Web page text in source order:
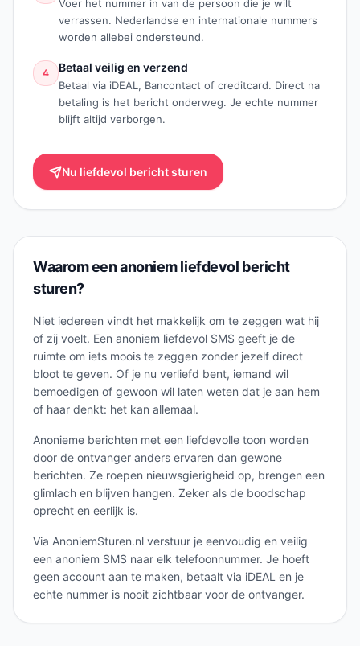
Voer het nummer in van de persoon die je wilt
verrassen. Nederlandse en internationale nummers
worden allebei ondersteund.
4 Betaal veilig en verzend
Betaal via iDEAL, Bancontact of creditcard. Direct na
betaling is het bericht onderweg. Je echte nummer
blijft altijd verborgen.
Nu liefdevol bericht sturen
Waarom een anoniem liefdevol bericht
sturen?
Niet iedereen vindt het makkelijk om te zeggen wat hij
of zij voelt. Een anoniem liefdevol SMS geeft je de
ruimte om iets moois te zeggen zonder jezelf direct
bloot te geven. Of je nu verliefd bent, iemand wil
bemoedigen of gewoon wil laten weten dat je aan hem
of haar denkt: het kan allemaal.
Anonieme berichten met een liefdevolle toon worden
door de ontvanger anders ervaren dan gewone
berichten. Ze roepen nieuwsgierigheid op, brengen een
glimlach en blijven hangen. Zeker als de boodschap
oprecht en eerlijk is.
Via AnoniemSturen.nl verstuur je eenvoudig en veilig
een anoniem SMS naar elk telefoonnummer. Je hoeft
geen account aan te maken, betaalt via iDEAL en je
echte nummer is nooit zichtbaar voor de ontvanger.